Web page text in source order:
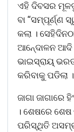
ଏହି ଦିବସର
ବା “ସମ୍ପୂର୍ଣ୍ଣ
କଲା ।
ଆନେ୍ଦାଳନ ଆଦି
ଭାଇସ୍ରାୟ୍
କରିବାକୁ ପଡିଲା ।
ଜାଗା ଜାଗାରେ
। ଶେଷରେ
ପରିସ୍ଥିତି